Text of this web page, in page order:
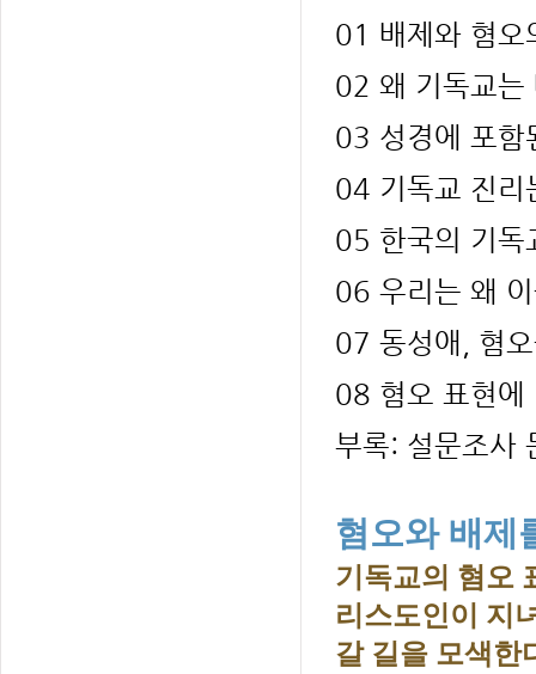
01 배제와 혐오
02 왜 기독교는
03 성경에 포함
04 기독교 진리
05 한국의 기독
06 우리는 왜
07 동성애, 혐
08 혐오 표현에
부록: 설문조사
혐오와 배제
기독교의 혐오
리스도인이 지
갈 길을 모색한